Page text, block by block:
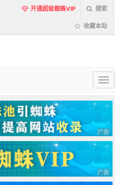
开通超级蜘蛛VIP 搜索
收藏本站
超
蜘
蛛
池